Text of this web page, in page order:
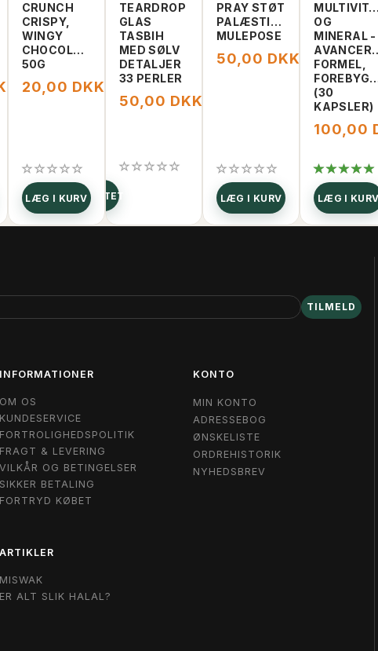
30,00 DKK
CRUNCH
CRISPY,
WINGY
CHOCOLATE,
50G
20,00 DKK
LÆG I KURV
TEARDROP
GLAS
TASBIH
MED SØLV
DETALJER
33 PERLER
50,00 DKK
SE PRODUKTET
PRAY STØT
PALÆSTINA
MULEPOSE
50,00 DKK 150,00 DKK
LÆG I KURV
OG
MINERAL -
FORMEL,
(30
KAPSLER)
100,00
LÆG I KURV
SE
TILMELD
INFORMATIONER
OM OS
KUNDESERVICE
FORTROLIGHEDSPOLITIK
FRAGT & LEVERING
VILKÅR OG BETINGELSER
SIKKER BETALING
FORTRYD KØBET
ARTIKLER
MISWAK
ER ALT SLIK HALAL?
KONTO
MIN KONTO
ADRESSEBOG
ØNSKELISTE
ORDREHISTORIK
NYHEDSBREV